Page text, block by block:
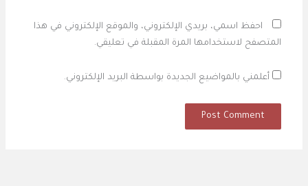
احفظ اسمي، بريدي الإلكتروني، والموقع الإلكتروني في هذا
المتصفح لاستخدامها المرة المقبلة في تعليقي.
أعلمني بالمواضيع الجديدة بواسطة البريد الإلكتروني.